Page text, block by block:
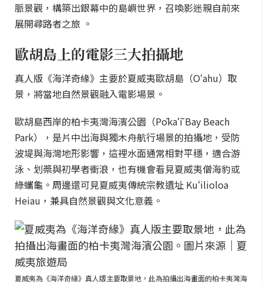
脈景觀，構築出銀幕中的島嶼世界，召喚影迷親自前來
展開尋路者之旅 。
歐胡島上的電影三大拍攝地
真人版《海洋奇緣》主要於夏威夷歐胡島（Oʻahu）取
景，將當地自然景觀融入電影場景。
歐胡島西岸的柏卡夷灣海濱公園（Pōkaʻī Bay Beach
Park），是片中出海與獨木舟航行場景的拍攝地，受防
波堤與海灣地形影響，這裡水面通常相對平穩，適合游
泳、划槳與初學者衝浪，也有機會看見夏威夷僧海豹或
綠蠵龜。周邊還可見夏威夷傳統宗教遺址 Kuʻilioloa
Heiau，兼具自然景觀與文化意義。
夏威夷為《海洋奇緣》真人版主要取景地，此為拍攝出海畫面的柏卡夷灣海